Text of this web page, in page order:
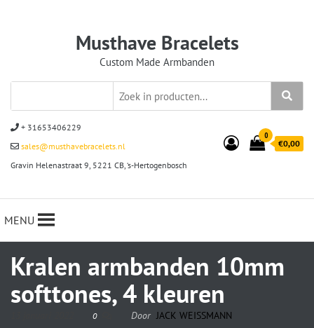
Musthave Bracelets
Custom Made Armbanden
+ 31653406229
sales@musthavebracelets.nl
Gravin Helenastraat 9, 5221 CB, ‘s-Hertogenbosch
0
€0,00
MENU
Kralen armbanden 10mm
softtones, 4 kleuren
0 Door JACK WEISSMANN